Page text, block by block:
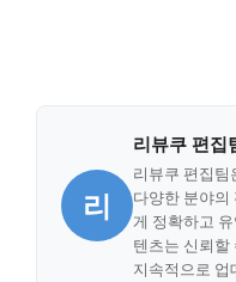
리
리뷰쿠 편집
리뷰쿠 편집팀
다양한 분야의
게 정확하고
텐츠는 신뢰할
지속적으로 업